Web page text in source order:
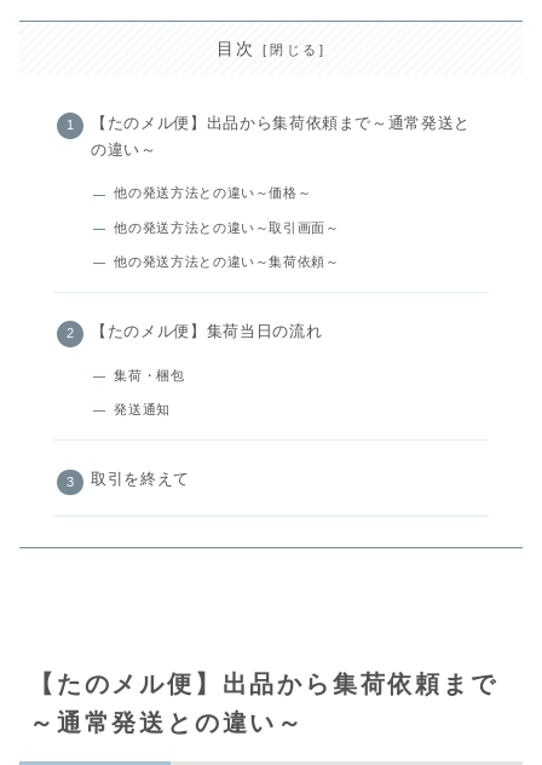
目次
【たのメル便】出品から集荷依頼まで～通常発送と
の違い～
他の発送方法との違い～価格～
他の発送方法との違い～取引画面～
他の発送方法との違い～集荷依頼～
【たのメル便】集荷当日の流れ
集荷・梱包
発送通知
取引を終えて
【たのメル便】出品から集荷依頼まで
～通常発送との違い～